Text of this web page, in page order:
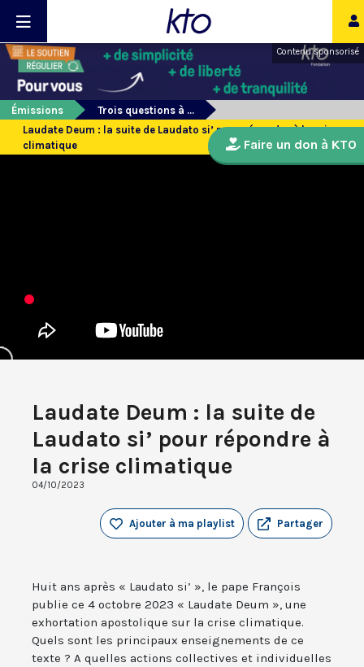
Contenu sponsorisé
Émissions
Trois questions à ...
Laudate Deum : la suite de Laudato si’ pour répondre à la crise
climatique
Laudate Deum : la suite de
Laudato si’ pour répondre à
la crise climatique
04/10/2023
Partager
Ajouter à ma playlist
Huit ans après « Laudato si’ », le pape François
publie ce 4 octobre 2023 « Laudate Deum », une
exhortation apostolique sur la crise climatique.
Quels sont les principaux enseignements de ce
texte ? A quelles actions collectives et individuelles
Faire un don à KTO